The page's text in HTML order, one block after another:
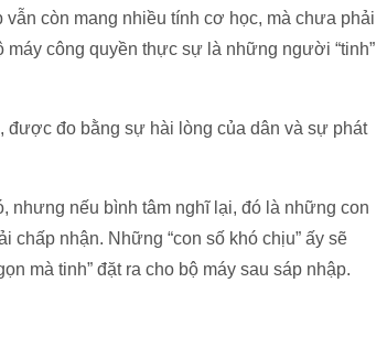
còn mang nhiều tính cơ học, mà chưa phải
công quyền thực sự là những người “tinh”
đo bằng sự hài lòng của dân và sự phát
nhưng nếu bình tâm nghĩ lại, đó là những con
chấp nhận. Những “con số khó chịu” ấy sẽ
mà tinh” đặt ra cho bộ máy sau sáp nhập.